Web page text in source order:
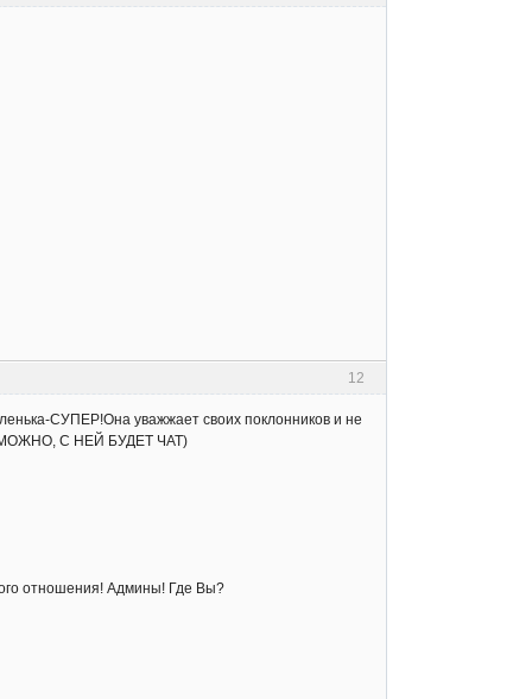
12
СУПЕР!Она уважжает своих поклонников и не
С НЕЙ БУДЕТ ЧАТ)
отношения! Админы! Где Вы?